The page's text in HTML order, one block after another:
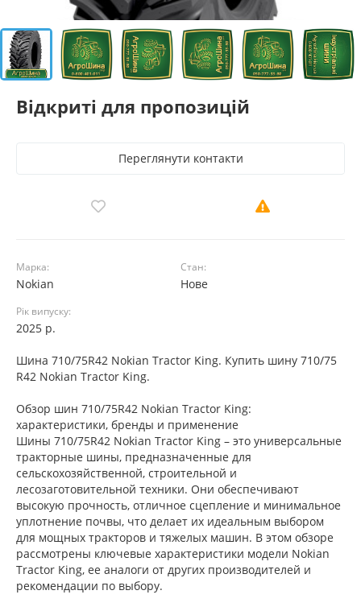
Відкриті для пропозицій
Переглянути контакти
Марка:
Nokian
Стан:
Нове
Рік випуску:
2025 р.
Шина 710/75R42 Nokian Tractor King. Купить шину 710/75
R42 Nokian Tractor King.
Обзор шин 710/75R42 Nokian Tractor King:
характеристики, бренды и применение
Шины 710/75R42 Nokian Tractor King – это универсальные
тракторные шины, предназначенные для
сельскохозяйственной, строительной и
лесозаготовительной техники. Они обеспечивают
высокую прочность, отличное сцепление и минимальное
уплотнение почвы, что делает их идеальным выбором
для мощных тракторов и тяжелых машин. В этом обзоре
рассмотрены ключевые характеристики модели Nokian
Tractor King, ее аналоги от других производителей и
рекомендации по выбору.